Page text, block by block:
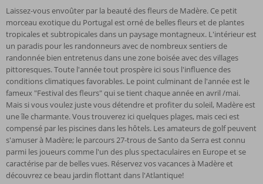
sur la mer
Laissez-vous envoûter par la beauté des fleurs de Madère. Ce petit
morceau exotique du Portugal est orné de belles fleurs et de plantes
tropicales et subtropicales dans un paysage montagneux. L'intérieur est
un paradis pour les randonneurs avec de nombreux sentiers de
randonnée bien entretenus dans une zone boisée avec des villages
pittoresques. Toute l'année tout prospère ici sous l'influence des
conditions climatiques favorables. Le point culminant de l'année est le
fameux "Festival des fleurs" qui se tient chaque année en avril /mai.
Mais si vous voulez juste vous détendre et profiter du soleil, Madère est
une île charmante. Vous trouverez ici quelques plages, mais ceci est
compensé par les piscines dans les hôtels. Les amateurs de golf peuvent
s'amuser à Madère; le parcours 27-trous de Santo da Serra est connu
parmi les joueurs comme l'un des plus spectaculaires en Europe et se
caractérise par de belles vues. Réservez vos vacances à Madère et
découvrez ce beau jardin flottant dans l'Atlantique!